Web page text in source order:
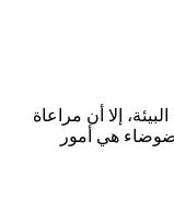
إلا أن مراعاة
هي أمور